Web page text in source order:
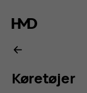
til
Nokia
Køretøjer